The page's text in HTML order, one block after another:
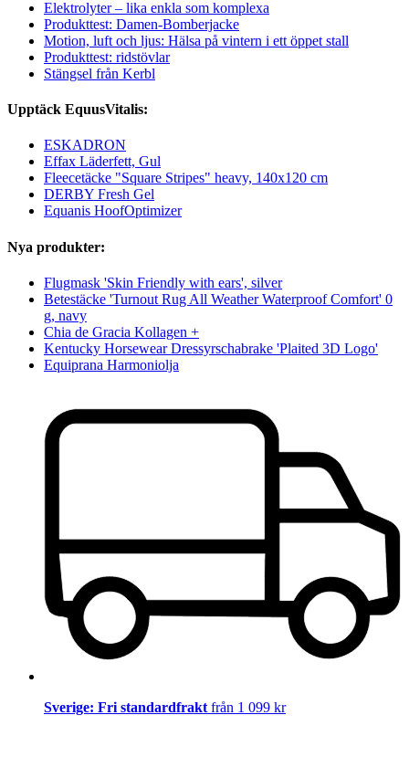
Elektrolyter – lika enkla som komplexa
Produkttest: Damen-Bomberjacke
Motion, luft och ljus: Hälsa på vintern i ett öppet stall
Produkttest: ridstövlar
Stängsel från Kerbl
Upptäck EquusVitalis:
ESKADRON
Effax Läderfett, Gul
Fleecetäcke "Square Stripes" heavy, 140x120 cm
DERBY Fresh Gel
Equanis HoofOptimizer
Nya produkter:
Flugmask 'Skin Friendly with ears', silver
Betestäcke 'Turnout Rug All Weather Waterproof Comfort' 0
g, navy
Chia de Gracia Kollagen +
Kentucky Horsewear Dressyrschabrake 'Plaited 3D Logo'
Equiprana Harmoniolja
Sverige: Fri standardfraktfrån 1 099 kr